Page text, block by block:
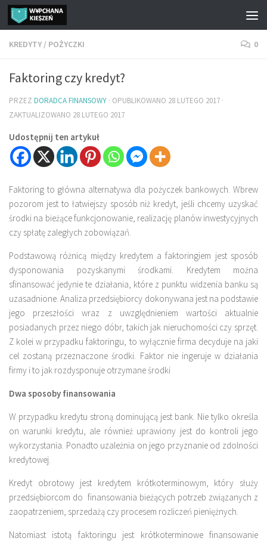
Przejdź do treści
KREDYTY / POŻYCZKI 0
Faktoring czy kredyt?
PRZEZ DORADCA FINANSOWY · OPUBLIKOWANO 28 LUTEGO 2017 ·
ZAKTUALIZOWANO 28 LUTEGO 2017
Udostępnij ten artykuł
Faktoring to główna alternatywa dla pożyczek bankowych. Wbrew
pozorom jest to łatwiejszy sposób niż kredyt, jeśli chcemy uzyskać
środki na bieżące funkcjonowanie, realizację planów inwestycyjnych
czy spłatę zaległych zobowiązań.
Podstawową różnicą między kredytem a faktoringiem jest sposób
dysponowania pozyskanymi środkami. Kredytem można
sfinansować jedynie te działania, które z punktu widzenia banku są
uzasadnione. Analiza przedsiębiorcy dokonywana jest na podstawie
jego przeszłości wraz z uwzględnieniem wartości aktualnie
posiadanych przez niego dóbr, takich jak nieruchomości czy sprzęt.
Z kolei w przypadku faktoringu, to wyłącznie firma decyduje na jaki
cel zostaną przeznaczone środki. Faktor nie ingeruje w działania
firmy i to jak rozdysponuje otrzymane środki
Dwa sposoby finansowania
W przypadku kredytu stroną dominującą jest bank. Nie tylko określa
on warunki kredytu, ale również uprawiony jest do kontroli jego
wykorzystania. Ponadto uzależnia on jego przyznanie od zdolności
kredytowej.
Kredyt obrotowy jest kredytem krótkoterminowym, który służy
przedsiębiorcom do finansowania bieżących potrzeb związanych z
zaopatrzeniem, sprzedażą czy procesem rozliczeń pieniężnych.
Natomiast istotą faktoringu jest krótkoterminowe finansowanie